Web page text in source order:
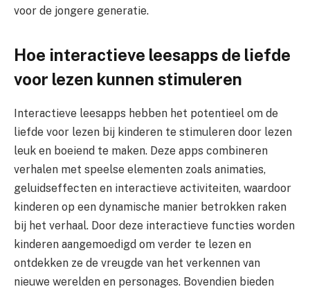
voor de jongere generatie.
Hoe interactieve leesapps de liefde
voor lezen kunnen stimuleren
Interactieve leesapps hebben het potentieel om de
liefde voor lezen bij kinderen te stimuleren door lezen
leuk en boeiend te maken. Deze apps combineren
verhalen met speelse elementen zoals animaties,
geluidseffecten en interactieve activiteiten, waardoor
kinderen op een dynamische manier betrokken raken
bij het verhaal. Door deze interactieve functies worden
kinderen aangemoedigd om verder te lezen en
ontdekken ze de vreugde van het verkennen van
nieuwe werelden en personages. Bovendien bieden